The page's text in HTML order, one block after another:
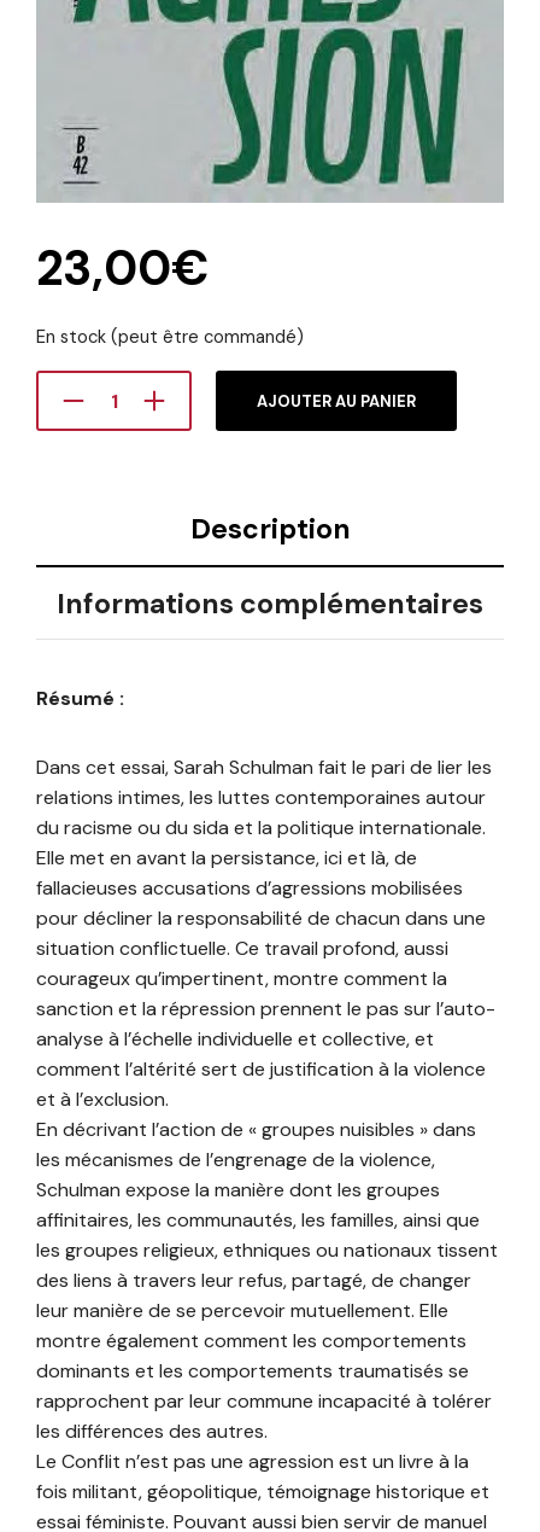
23,00€
En stock (peut être commandé)
AJOUTER AU PANIER
Description
Informations complémentaires
Résumé :
Dans cet essai, Sarah Schulman fait le pari de lier les
relations intimes, les luttes contemporaines autour
du racisme ou du sida et la politique internationale.
Elle met en avant la persistance, ici et là, de
fallacieuses accusations d’agressions mobilisées
pour décliner la responsabilité de chacun dans une
situation conflictuelle. Ce travail profond, aussi
courageux qu’impertinent, montre comment la
sanction et la répression prennent le pas sur l’auto-
analyse à l’échelle individuelle et collective, et
comment l’altérité sert de justification à la violence
et à l’exclusion.
En décrivant l’action de « groupes nuisibles » dans
les mécanismes de l’engrenage de la violence,
Schulman expose la manière dont les groupes
affinitaires, les communautés, les familles, ainsi que
les groupes religieux, ethniques ou nationaux tissent
des liens à travers leur refus, partagé, de changer
leur manière de se percevoir mutuellement. Elle
montre également comment les comportements
dominants et les comportements traumatisés se
rapprochent par leur commune incapacité à tolérer
les différences des autres.
Le Conflit n’est pas une agression est un livre à la
fois militant, géopolitique, témoignage historique et
essai féministe. Pouvant aussi bien servir de manuel